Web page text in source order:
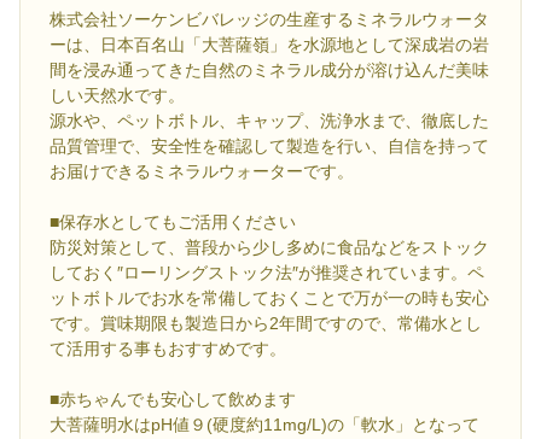
株式会社ソーケンビバレッジの生産するミネラルウォータ
ーは、日本百名山「大菩薩嶺」を水源地として深成岩の岩
間を浸み通ってきた自然のミネラル成分が溶け込んだ美味
しい天然水です。
源水や、ペットボトル、キャップ、洗浄水まで、徹底した
品質管理で、安全性を確認して製造を行い、自信を持って
お届けできるミネラルウォーターです。
■保存水としてもご活用ください
防災対策として、普段から少し多めに食品などをストック
しておく″ローリングストック法″が推奨されています。ペ
ットボトルでお水を常備しておくことで万が一の時も安心
です。賞味期限も製造日から2年間ですので、常備水とし
て活用する事もおすすめです。
■赤ちゃんでも安心して飲めます
大菩薩明水はpH値９(硬度約11mg/L)の「軟水」となって